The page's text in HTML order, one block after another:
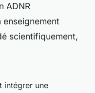
ADNR
scientifiquement,
intégrer une